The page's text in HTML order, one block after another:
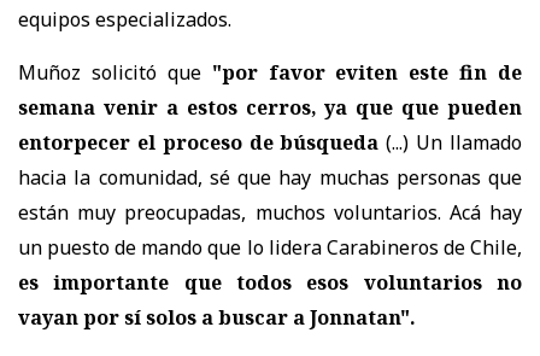
equipos especializados.
Muñoz solicitó que "por favor eviten este fin de
semana venir a estos cerros, ya que que pueden
entorpecer el proceso de búsqueda (...) Un llamado
hacia la comunidad, sé que hay muchas personas que
están muy preocupadas, muchos voluntarios. Acá hay
un puesto de mando que lo lidera Carabineros de Chile,
es importante que todos esos voluntarios no
vayan por sí solos a buscar a Jonnatan".